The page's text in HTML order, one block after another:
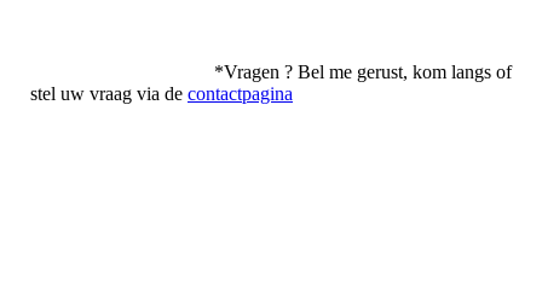
*Vragen ? Bel me gerust, kom langs of
stel uw vraag via de contactpagina